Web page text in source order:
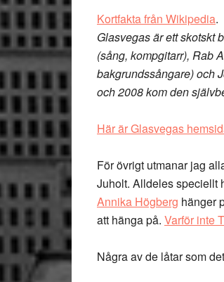
Kortfakta från Wikipedia.
Glasvegas är ett skotskt
(sång, kompgitarr), Rab
bakgrundssångare) och
och 2008 kom den
Här är Glasvegas
För övrigt utmanar jag
Juholt. Alldeles speciellt
Annika Högberg hänger
att hänga på. Varför inte
Några av de låtar som